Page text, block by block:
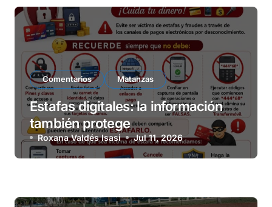
Comentarios Matanzas
Estafas digitales: la información
también protege
Roxana Valdés Isasi Jul 11, 2026